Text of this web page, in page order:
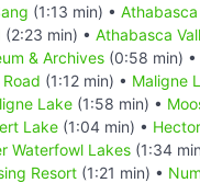
(1:13 min) • Athabasca
(2:23 min) • Athabasca
& Archives (0:58 min) •
(1:12 min) • Maligne
Lake (1:58 min) •
Lake (1:04 min) •
Waterfowl Lakes (1:34
Resort (1:21 min) •